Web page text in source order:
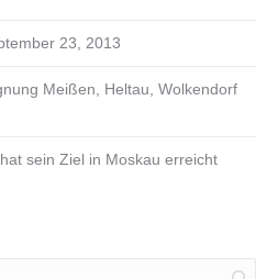
23, 2013
Meißen, Heltau, Wolkendorf
sein Ziel in Moskau erreicht